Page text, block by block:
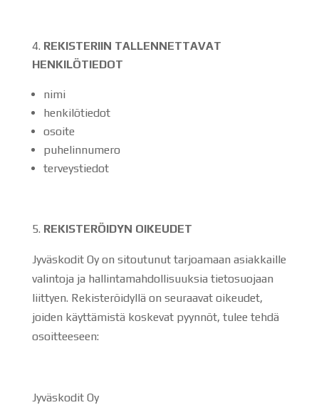
REKISTERIIN TALLENNETTAVAT
HENKILÖTIEDOT
nimi
henkilötiedot
osoite
puhelinnumero
terveystiedot
REKISTERÖIDYN OIKEUDET
Jyväskodit Oy on sitoutunut tarjoamaan asiakkaille
valintoja ja hallintamahdollisuuksia tietosuojaan
liittyen. Rekisteröidyllä on seuraavat oikeudet,
joiden käyttämistä koskevat pyynnöt, tulee tehdä
osoitteeseen:
Jyväskodit Oy